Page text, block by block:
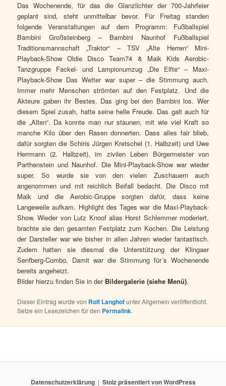
Das Wochenende, für das die Glanzlichter der 700-Jahrfeier
geplant sind, steht unmittelbar bevor. Für Freitag standen
folgende Veranstaltungen auf dem Programm: Fußballspiel
Bambini Großsteinberg – Bambini Naunhof Fußballspiel
Traditionsmannschaft „Traktor“ – TSV „Alte Herren“ Mini-
Playback-Show Oldie Disco Team74 & Maik Kids Aerobic-
Tanzgruppe Fackel- und Lampionumzug „Die Elfte“ – Maxi-
Playback-Show Das Wetter war super – die Stimmung auch.
Immer mehr Menschen strömten auf den Festplatz. Und die
Akteure gaben ihr Bestes. Das ging bei den Bambini los. Wer
diesem Spiel zusah, hatte seine helle Freude. Das galt auch für
die „Alten“. Da konnte man nur staunen, mit wie viel Kraft so
manche Kilo über den Rasen donnerten. Dass alles fair blieb,
dafür sorgten die Schiris Jürgen Kretschel (1. Halbzeit) und Uwe
Herrmann (2. Halbzeit), im zivilen Leben Bürgermeister von
Parthenstein und Naunhof. Die Mini-Playback-Show war wieder
super. So wurde sie von den vielen Zuschauern auch
angenommen und mit reichlich Beifall bedacht. Die Disco mit
Maik und die Aerobic-Gruppe sorgten dafür, dass keine
Langeweile aufkam. Highlight des Tages war die Maxi-Playback-
Show. Wieder von Lutz Knoof alias Horst Schlemmer moderiert,
brachte sie den gesamten Festplatz zum Kochen. Die Leistung
der Darsteller war wie bisher in allen Jahren wieder fantastisch.
Zudem hatten sie diesmal die Unterstützung der Klingaer
Senfberg-Combo. Damit war die Stimmung für´s Wochenende
bereits angeheizt.
Bilder hierzu finden Sie in der Bildergalerie (siehe Menü).
Dieser Eintrag wurde von Rolf Langhofunter Allgemein veröffentlicht.
Setze ein Lesezeichen für den Permalink.
Datenschutzerklärung Stolz präsentiert von WordPress